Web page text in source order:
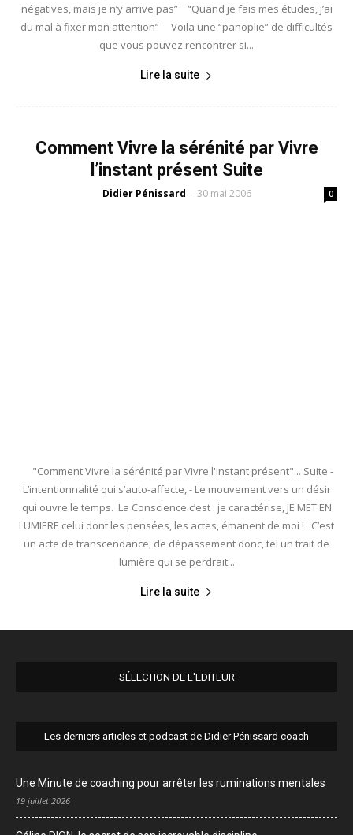
négatives, mais je n’y arrive pas” “Quand je fais mes études, j’ai
du mal à fixer mon attention” Voila une “panoplie” de difficultés
que vous pouvez rencontrer si...
Lire la suite
Comment Vivre la sérénité par Vivre
l’instant présent Suite
Didier Pénissard - 30 mai 2006 0
"Comment Vivre la sérénité par Vivre l'instant présent"... Suite -
L’intentionnalité qui s’auto-affecte, - Le mouvement vers un désir
qui ouvre le temps. La Conscience c’est : je caractérise, JE MET EN
LUMIERE celui dont les pensées, les actes, émanent de moi ! C’est
un acte de transcendance, de dépassement donc, tel un trait de
lumière qui se perdrait...
Lire la suite
SÉLECTION DE L'EDITEUR
Les derniers articles et podcast de Didier Pénissard coach
Une Minute de coaching pour arrêter les ruminations mentales
19 juillet 2026